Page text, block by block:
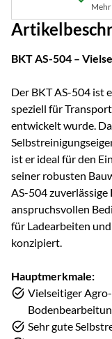
Mehr
BKT AS-504 –
Der BKT AS-504 ist
speziell für
entwickelt wurde.
ist er ideal für den
seiner robusten
AS-504
anspruchsvollen
für Ladearbeiten
konzipiert.
Hauptmerkmale:
Vielseitiger
Sehr gute